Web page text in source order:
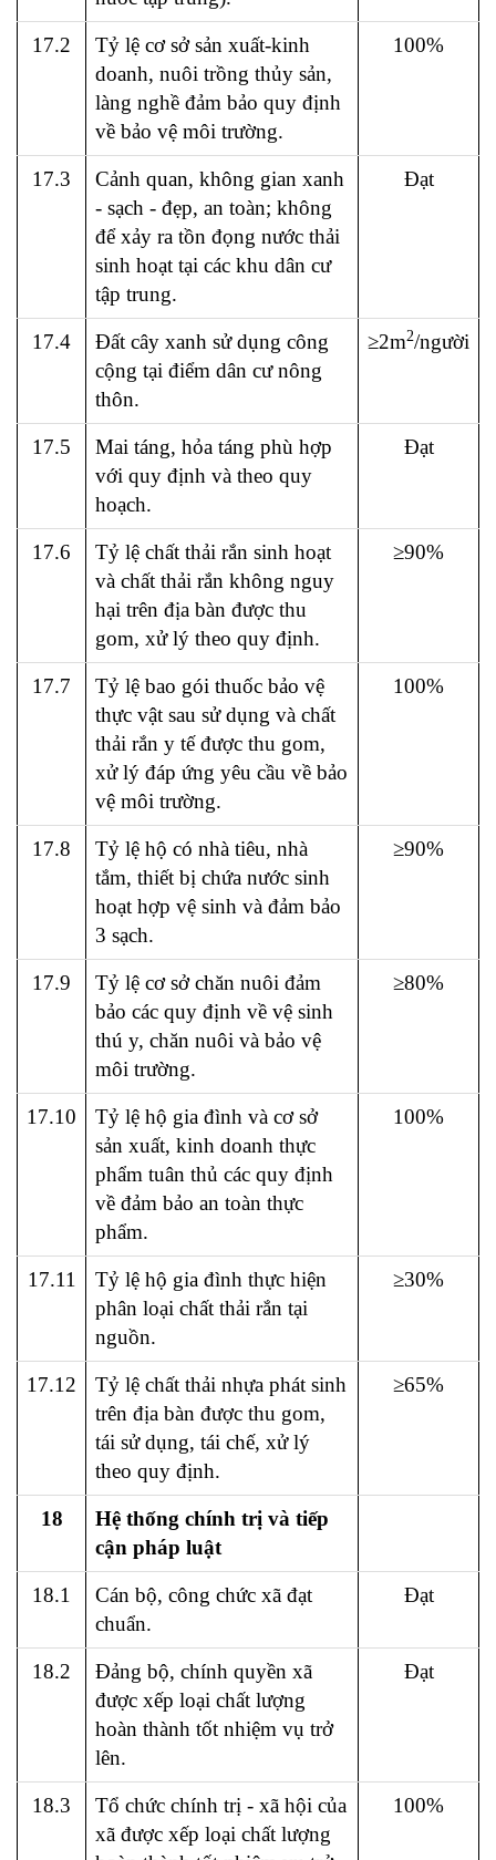
17.2
Tỷ lệ cơ sở sản xuất-kinh
doanh, nuôi trồng thủy sản,
làng nghề đảm bảo quy định
về bảo vệ môi trường.
100%
17.3
Cảnh quan, không gian xanh
- sạch - đẹp, an toàn; không
để xảy ra tồn đọng nước thải
sinh hoạt tại các khu dân cư
tập trung.
Đạt
17.4
Đất cây xanh sử dụng công
cộng tại điểm dân cư nông
thôn.
≥2m2/người
17.5
Mai táng, hỏa táng phù hợp
với quy định và theo quy
hoạch.
Đạt
17.6
Tỷ lệ chất thải rắn sinh hoạt
và chất thải rắn không nguy
hại trên địa bàn được thu
gom, xử lý theo quy định.
≥90%
17.7
Tỷ lệ bao gói thuốc bảo vệ
thực vật sau sử dụng và chất
thải rắn y tế được thu gom,
xử lý đáp ứng yêu cầu về bảo
vệ môi trường.
100%
17.8
Tỷ lệ hộ có nhà tiêu, nhà
tắm, thiết bị chứa nước sinh
hoạt hợp vệ sinh và đảm bảo
3 sạch.
≥90%
17.9
Tỷ lệ cơ sở chăn nuôi đảm
bảo các quy định về vệ sinh
thú y, chăn nuôi và bảo vệ
môi trường.
≥80%
17.10
Tỷ lệ hộ gia đình và cơ sở
sản xuất, kinh doanh thực
phẩm tuân thủ các quy định
về đảm bảo an toàn thực
phẩm.
100%
17.11
Tỷ lệ hộ gia đình thực hiện
phân loại chất thải rắn tại
nguồn.
≥30%
17.12
Tỷ lệ chất thải nhựa phát sinh
trên địa bàn được thu gom,
tái sử dụng, tái chế, xử lý
theo quy định.
≥65%
18
Hệ thống chính trị và tiếp
cận pháp luật
18.1
Cán bộ, công chức xã đạt
chuẩn.
Đạt
18.2
Đảng bộ, chính quyền xã
được xếp loại chất lượng
hoàn thành tốt nhiệm vụ trở
lên.
Đạt
18.3
Tổ chức chính trị - xã hội của
xã được xếp loại chất lượng
100%